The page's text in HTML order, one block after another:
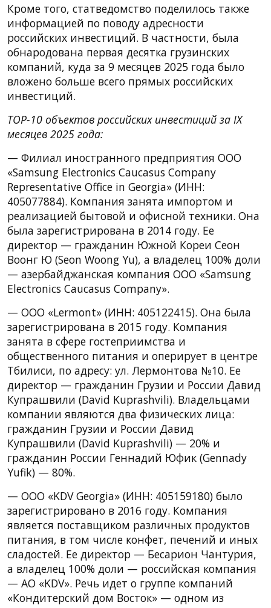
Кроме того, статведомство поделилось также
информацией по поводу адресности
российских инвестиций. В частности, была
обнародована первая десятка грузинских
компаний, куда за 9 месяцев 2025 года было
вложено больше всего прямых российских
инвестиций.
TOP-10 объектов российских инвестиций за IX
месяцев 2025 года:
— Филиал иностранного предприятия ООО
«Samsung Electronics Caucasus Company
Representative Office in Georgia» (ИНН:
405077884). Компания занята импортом и
реализацией бытовой и офисной техники. Она
была зарегистрирована в 2014 году. Ее
директор — гражданин Южной Кореи Сеон
Воонг Ю (Seon Woong Yu), а владелец 100% доли
— азербайджанская компания ООО «Samsung
Electronics Caucasus Company».
— ООО «Lermont» (ИНН: 405122415). Она была
зарегистрирована в 2015 году. Компания
занята в сфере гостеприимства и
общественного питания и оперирует в центре
Тбилиси, по адресу: ул. Лермонтова №10. Ее
директор — гражданин Грузии и России Давид
Купрашвили (David Kuprashvili). Владельцами
компании являются два физических лица:
гражданин Грузии и России Давид
Купрашвили (David Kuprashvili) — 20% и
гражданин России Геннадий Юфик (Gennady
Yufik) — 80%.
— ООО «KDV Georgia» (ИНН: 405159180) было
зарегистрировано в 2016 году. Компания
является поставщиком различных продуктов
питания, в том числе конфет, печений и иных
сладостей. Ее директор — Бесарион Чантурия,
а владелец 100% доли — российская компания
— АО «KDV». Речь идет о группе компаний
«Кондитерский дом Восток» — одном из